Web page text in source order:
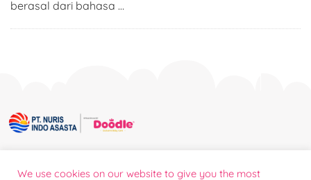
berasal dari bahasa …
We use cookies on our website to give you the most